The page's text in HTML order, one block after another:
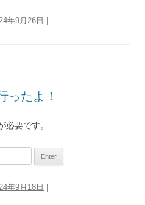
年9月26日 |
たよ！
必要です。
年9月18日 |